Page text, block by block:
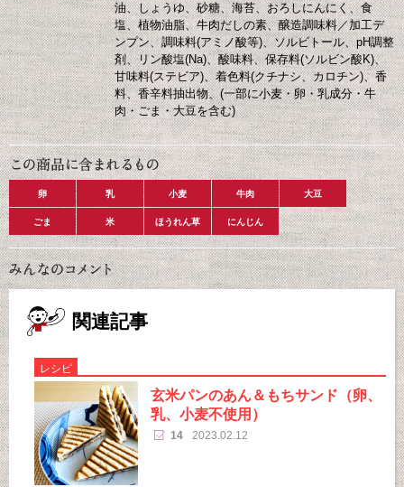
油、しょうゆ、砂糖、海苔、おろしにんにく、食
塩、植物油脂、牛肉だしの素、醸造調味料／加工デ
ンプン、調味料(アミノ酸等)、ソルビトール、pH調整
剤、リン酸塩(Na)、酸味料、保存料(ソルビン酸K)、
甘味料(ステビア)、着色料(クチナシ、カロチン)、香
料、香辛料抽出物、(一部に小麦・卵・乳成分・牛
肉・ごま・大豆を含む)
卵 乳 小麦 牛肉 大豆
ごま 米 ほうれん草 にんじん
関連記事
レシピ
玄米パンのあん＆もちサンド（卵、
乳、小麦不使用）
14 2023.02.12